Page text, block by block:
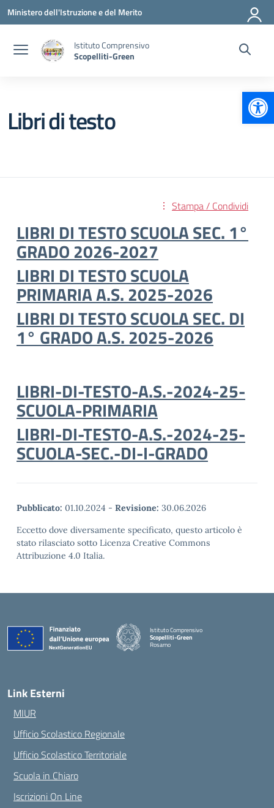
Vai ai contenuti
Vai al menu di navigazione
Vai al footer
Ministero dell'Istruzione e del Merito
Istituto Comprensivo
Scopelliti-Green
Libri di testo
Stampa / Condividi
LIBRI DI TESTO SCUOLA SEC. 1°
GRADO 2026-2027
LIBRI DI TESTO SCUOLA
PRIMARIA A.S. 2025-2026
LIBRI DI TESTO SCUOLA SEC. DI
1° GRADO A.S. 2025-2026
LIBRI-DI-TESTO-A.S.-2024-25-
SCUOLA-PRIMARIA
LIBRI-DI-TESTO-A.S.-2024-25-
SCUOLA-SEC.-DI-I-GRADO
Pubblicato: 01.10.2024 - Revisione: 30.06.2026
Eccetto dove diversamente specificato, questo articolo è
stato rilasciato sotto Licenza Creative Commons
Attribuzione 4.0 Italia.
Istituto Comprensivo
Scopelliti-Green
Rosarno
Link Esterni
MIUR
Ufficio Scolastico Regionale
Ufficio Scolastico Territoriale
Scuola in Chiaro
Iscrizioni On Line